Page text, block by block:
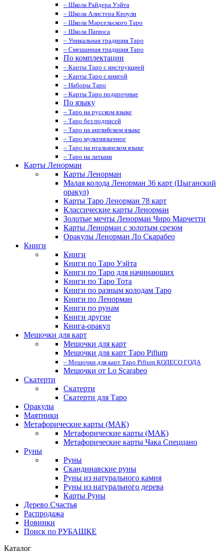
– Школа Райдера Уэйта
– Школа Алистера Кроули
– Школа Марсельского Таро
– Школа Папюса
– Уникальная традиция Таро
– Смешанная традиция Таро
По комплектации
– Карты Таро с инструкцией
– Карты Таро с книгой
– Наборы Таро
– Карты Таро подарочные
По языку
– Таро на русском языке
– Таро без подписей
– Таро на английском языке
– Таро мультиязычное
– Таро на итальянском языке
– Таро на латыни
Карты Ленорман
Карты Ленорман
Малая колода Ленорман 36 карт (Цыганский
оракул)
Карты Таро Ленорман 78 карт
Классические карты Ленорман
Золотые мечты Ленорман Чиро Марчетти
Карты Ленорман с золотым срезом
Оракулы Ленорман Ло Скарабео
Книги
Книги
Книги по Таро Уэйта
Книги по Таро для начинающих
Книги по Таро Тота
Книги по разным колодам Таро
Книги по Ленорман
Книги по рунам
Книги другие
Книга-оракул
Мешочки для карт
Мешочки для карт
Мешочки для карт Таро Pifium
– Мешочки для карт Таро Pifium КОЛЕСО ГОДА
Мешочки от Lo Scarabeo
Скатерти
Скатерти
Скатерти для Таро
Оракулы
Маятники
Метафорические карты (МАК)
Метафорические карты (МАК)
Метафорические карты Чака Спеццано
Руны
Руны
Скандинавские руны
Руны из натурального камня
Руны из натурального дерева
Карты Руны
Дерево Счастья
Распродажа
Новинки
Поиск по РУБАШКЕ
Каталог